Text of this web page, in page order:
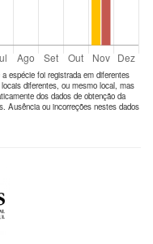
a espécie foi registrada em diferentes
diferentes, ou mesmo local, mas
dos dados de obtenção da
Ausência ou incorreções nestes dados